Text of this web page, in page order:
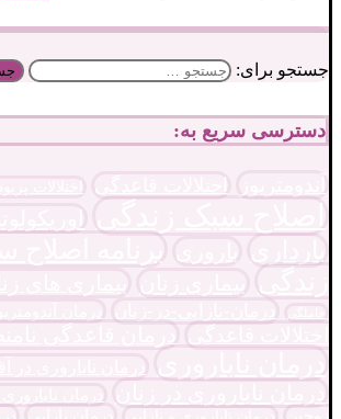
جستجو برای:
دسترسی سریع به:
اختلالات قاعدگی اختلالات
اصلاح سبک زندگی
بارداری باروری برنامه اصلاح
زندگی
بیماری زنان بیماری های
حاملگی
درمان-نازایی-در-زنان درمان
اختلالات قاعدگی درمان قاعدگی
درمان ناباروری درمان ناباروری در
درمان ناباروری در زنان
درمان ناباروری
درمان نازایی